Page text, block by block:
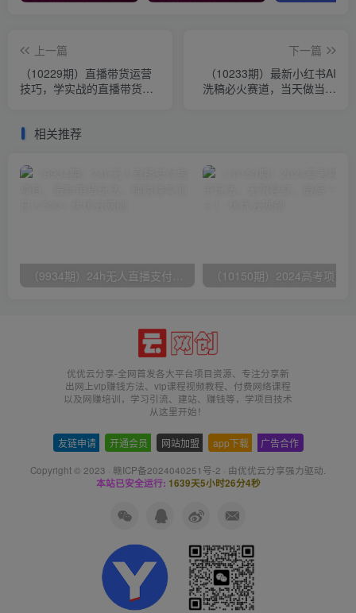
上一篇
（10229期）直播带货运营
技巧，学实战的直播带货课
下一篇
（10233期）最新小红书AI
洗稿必火赛道，当天做当天
相关推荐
（9934期）24h无人直播支付宝项目，最新带货玩法，纯躺赚实测日入500+
优优云分享-全网首发各大平台项目资源、专注分享新
出网上vip赚钱方法、vip课程视频教程、付费网络课程
以及网赚培训，学习引流、建站、赚钱等，学项目技术
从这里开始！
友链申请 开通会员 网站加盟 app下载 广告合作
Copyright © 2023 · 赣ICP备2024040251号-2 · 由优优云分享强力驱动.
本站已安全运行: 1639天5小时26分5秒